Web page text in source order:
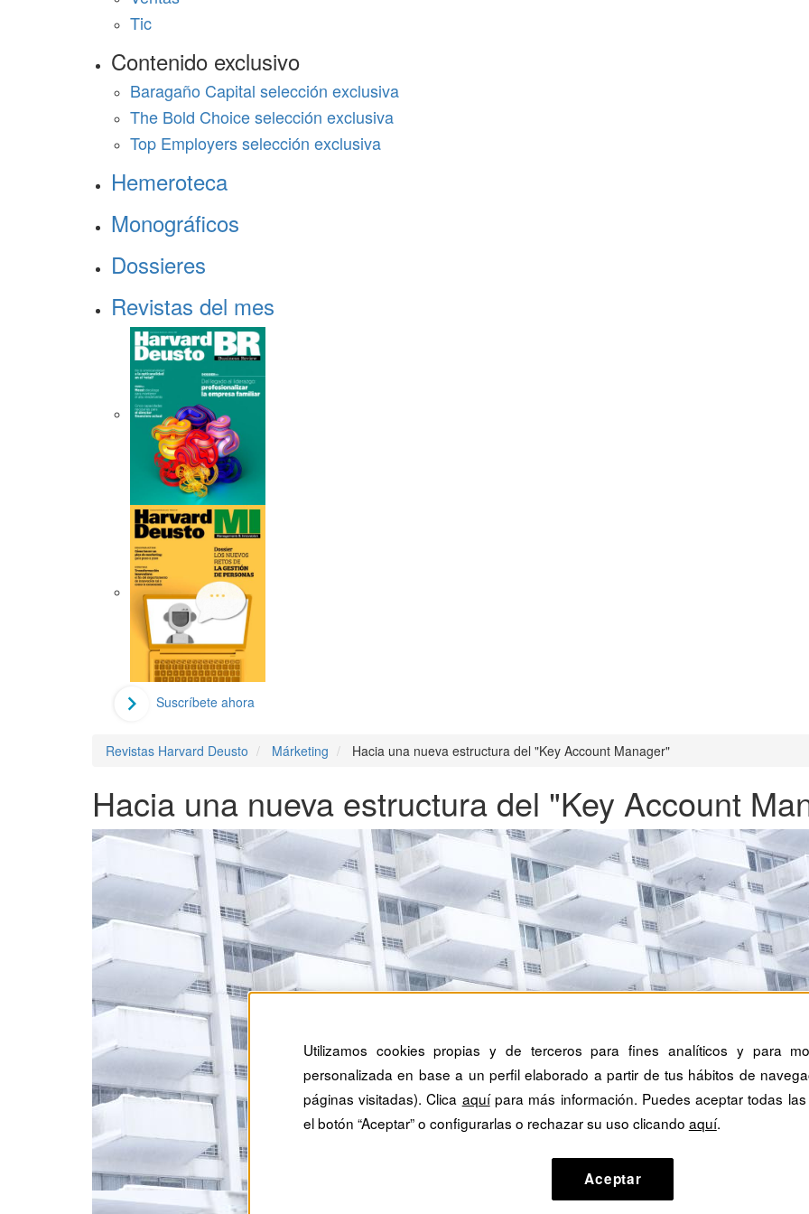
Tic
Contenido exclusivo
Baragaño Capital selección exclusiva
The Bold Choice selección exclusiva
Top Employers selección exclusiva
Hemeroteca
Monográficos
Dossieres
Revistas del mes
Suscríbete ahora
Revistas Harvard Deusto Márketing Hacia una nueva estructura del "Key Account Manager"
Hacia una nueva estructura del "Key Account
Utilizamos cookies propias y de terceros para fines analíticos y para
personalizada en base a un perfil elaborado a partir de tus hábitos de
páginas visitadas). Clica aquípara más información. Puedes aceptar todas
el botón “Aceptar” o configurarlas o rechazar su uso clicando aquí.
Aceptar